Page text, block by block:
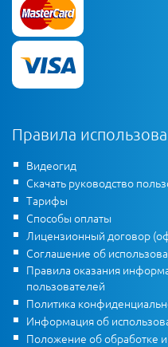
Правила
Видеогид
Скачать руководство
Тарифы
Способы оплаты
Лицензионный договор
Соглашение об
Правила оказания
пользователей
Политика
Информация об
Положение об обработке